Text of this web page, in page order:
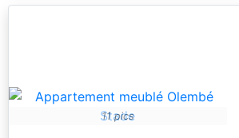
11 pics